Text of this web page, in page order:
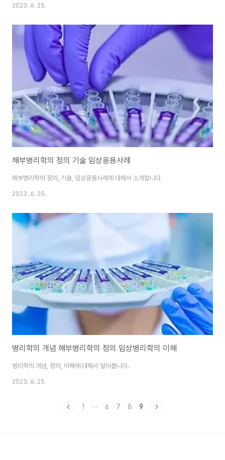
2023. 6. 25.
해부병리학의 정의 기술 임상응용사례
해부병리학의 정의, 기술, 임상응용사례에 대해서 소개합니다.
2023. 6. 25.
병리학의 개념 해부병리학의 정의 임상병리학의 이해
병리학의 개념, 정의, 이해에 대해서 알아봅니다.
2023. 6. 25.
1 ··· 6 7 8 9